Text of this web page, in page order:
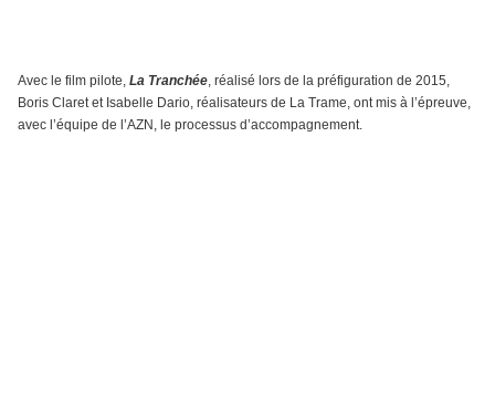
Avec le film pilote, La Tranchée, réalisé lors de la préfiguration de 2015,
Boris Claret et Isabelle Dario, réalisateurs de La Trame, ont mis à l’épreuve,
avec l’équipe de l’AZN, le processus d’accompagnement.